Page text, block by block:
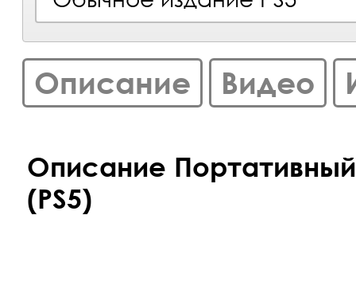
Описание Видео
Описание
(PS5)